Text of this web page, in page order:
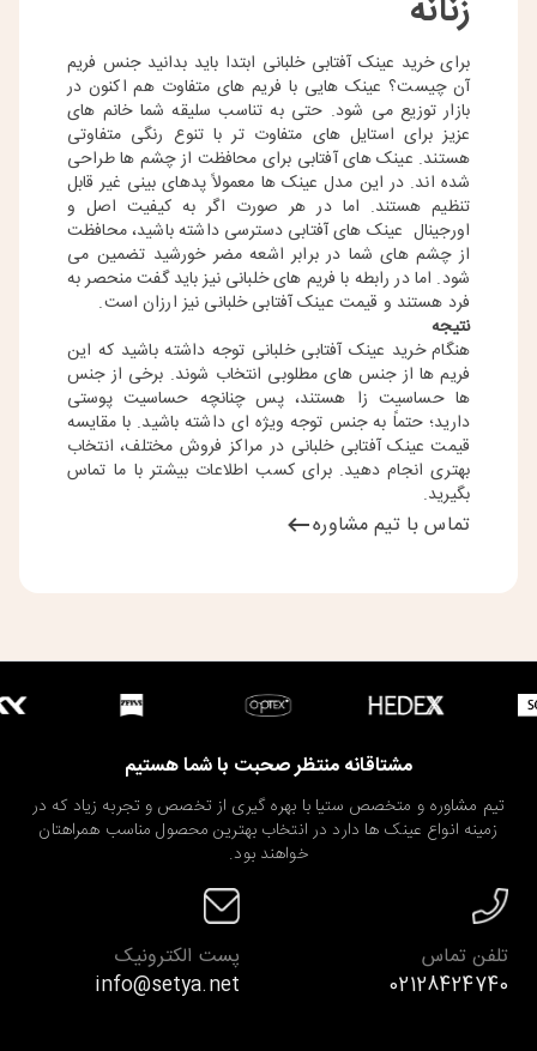
زنانه
برای خرید عینک آفتابی خلبانی ابتدا باید بدانید جنس فریم
آن چیست؟ عینک ‌هایی با فریم ‌های متفاوت هم اکنون در
بازار توزیع می ‌شود. حتی به تناسب سلیقه شما خانم ‌های
عزیز برای استایل‌ های متفاوت ‌تر با تنوع رنگی متفاوتی
هستند. عینک ‌های آفتابی برای محافظت از چشم‌ ها طراحی
شده ‌اند. در این مدل عینک‌ ها معمولاً پدهای بینی غیر قابل
تنظیم هستند. اما در هر صورت اگر به کیفیت اصل و
اورجینال عینک‌ های آفتابی دسترسی داشته باشید، محافظت
از چشم‌ های شما در برابر اشعه مضر خورشید تضمین می
‌شود. اما در رابطه با فریم‌ های خلبانی نیز باید گفت منحصر به
فرد هستند و قیمت عینک آفتابی خلبانی نیز ارزان است.
نتیجه
هنگام خرید عینک آفتابی خلبانی توجه داشته باشید که این
فریم‌ ها از جنس ‌های مطلوبی انتخاب شوند. برخی از جنس‌
ها حساسیت زا هستند، پس چنانچه حساسیت پوستی
دارید؛ حتماً به جنس توجه ویژه‌ ای داشته باشید. با مقایسه
قیمت عینک آفتابی خلبانی در مراکز فروش مختلف، انتخاب
بهتری انجام دهید. برای کسب اطلاعات بیشتر با ما تماس
بگیرید.
تماس با تیم مشاوره
مشتاقانه منتظر صحبت با شما هستیم
تیم مشاوره و متخصص ستیا با بهره گیری از تخصص و تجربه زیاد که در
زمینه انواع عینک ها دارد در انتخاب بهترین محصول مناسب همراهتان
خواهند بود.
تلفن تماس
02128424740
پست الکترونیک
info@setya.net